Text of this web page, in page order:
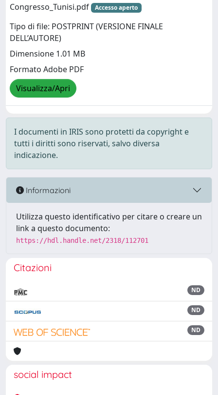
Congresso_Tunisi.pdf
Accesso aperto
Tipo di file: POSTPRINT (VERSIONE FINALE
DELL’AUTORE)
Dimensione 1.01 MB
Formato Adobe PDF
Visualizza/Apri
I documenti in IRIS sono protetti da copyright e
tutti i diritti sono riservati, salvo diversa
indicazione.
Informazioni
Utilizza questo identificativo per citare o creare un
link a questo documento:
https://hdl.handle.net/2318/112701
Citazioni
ND
ND
ND
social impact